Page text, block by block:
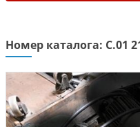
Номер каталога: C.01